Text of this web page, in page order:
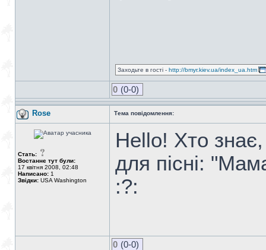
Заходьте в гості - http://bmyr.kiev.ua/index_ua.htm
0 (0-0)
Rose Тема повідомлення:
Стать:
Востаннє тут були:
17 квітня 2008, 02:48
Написано: 1
Звідки: USA Washington
Hello! Хто
для пісні:
:?:
0 (0-0)